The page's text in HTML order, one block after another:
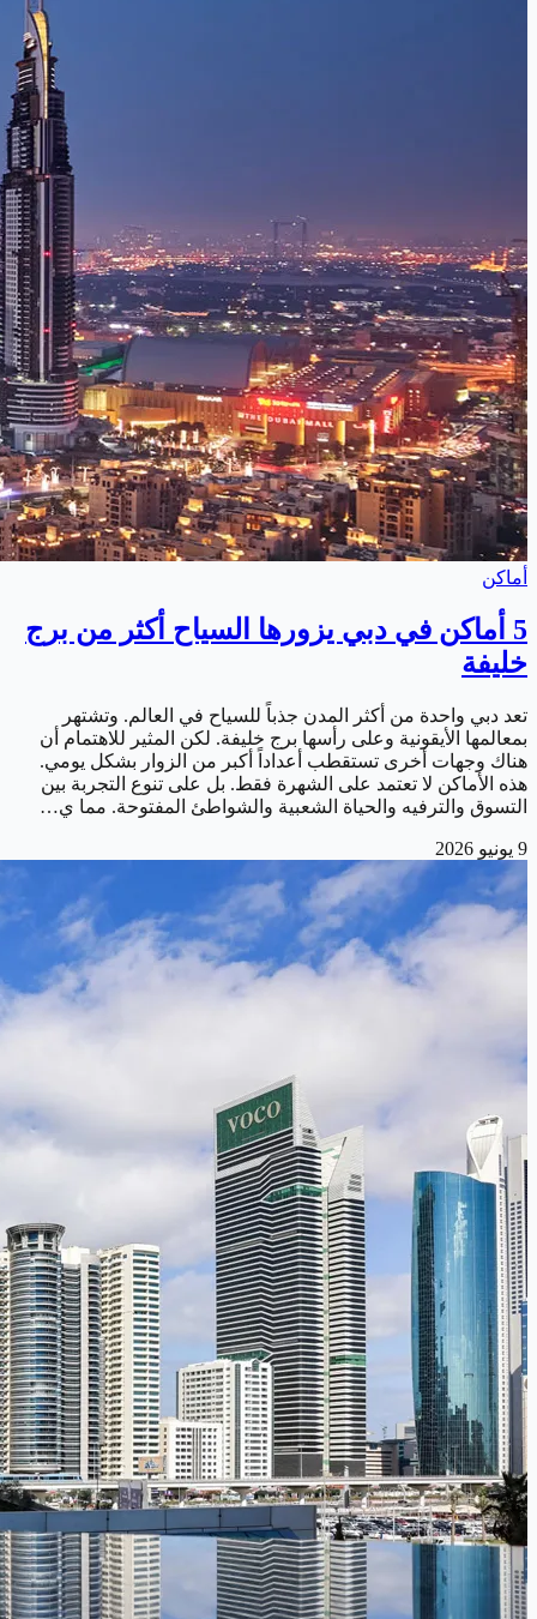
أماكن
5 أماكن في دبي يزورها السياح أكثر من برج
خليفة
تعد دبي واحدة من أكثر المدن جذباً للسياح في العالم. وتشتهر
بمعالمها الأيقونية وعلى رأسها برج خليفة. لكن المثير للاهتمام أن
هناك وجهات أخرى تستقطب أعداداً أكبر من الزوار بشكل يومي.
هذه الأماكن لا تعتمد على الشهرة فقط. بل على تنوع التجربة بين
التسوق والترفيه والحياة الشعبية والشواطئ المفتوحة. مما ي…
9 يونيو 2026